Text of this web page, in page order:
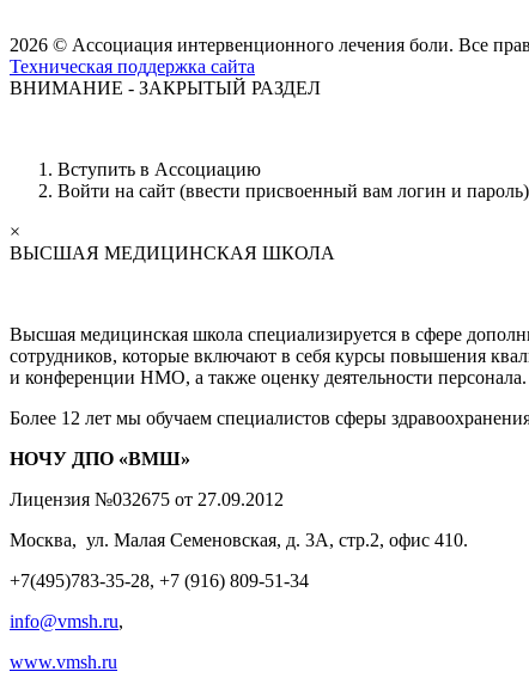
2026 © Ассоциация интервенционного лечения боли. Все
Техническая поддержка сайта
ВНИМАНИЕ - ЗАКРЫТЫЙ РАЗДЕЛ
Вступить в Ассоциацию
Войти на сайт (ввести присвоенный вам логин и пароль)
×
ВЫСШАЯ МЕДИЦИНСКАЯ ШКОЛА
Высшая медицинская школа специализируется в сфере
сотрудников, которые включают в себя курсы повышения
и конференции НМО, а также оценку деятельности персонала.
Более 12 лет мы обучаем специалистов сферы
НОЧУ ДПО «ВМШ»
Лицензия №032675 от 27.09.2012
Москва, ул. Малая Семеновская, д. 3А, стр.2, офис 410.
+7(495)783-35-28, +7 (916) 809-51-34
info@vmsh.ru,
www.vmsh.ru